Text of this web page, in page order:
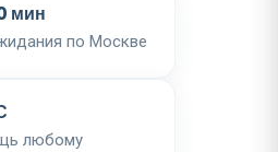
мин
по Москве
любому